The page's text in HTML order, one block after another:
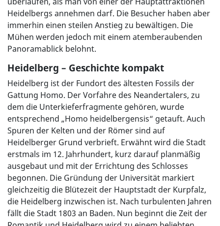
Heidelbergs annehmen darf. Die Besucher haben aber
immerhin einen steilen Anstieg zu bewältigen. Die
Mühen werden jedoch mit einem atemberaubenden
Panoramablick belohnt.
Heidelberg – Geschichte kompakt
Heidelberg ist der Fundort des ältesten Fossils der
Gattung Homo. Der Vorfahre des Neandertalers, zu
dem die Unterkieferfragmente gehören, wurde
entsprechend „Homo heidelbergensis“ getauft. Auch
Spuren der Kelten und der Römer sind auf
Heidelberger Grund verbrieft. Erwähnt wird die Stadt
erstmals im 12. Jahrhundert, kurz darauf planmäßig
ausgebaut und mit der Errichtung des Schlosses
begonnen. Die Gründung der Universität markiert
gleichzeitig die Blütezeit der Hauptstadt der Kurpfalz,
die Heidelberg inzwischen ist. Nach turbulenten Jahren
fällt die Stadt 1803 an Baden. Nun beginnt die Zeit der